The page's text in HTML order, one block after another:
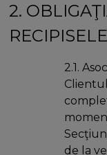
2.
2.1.
de la